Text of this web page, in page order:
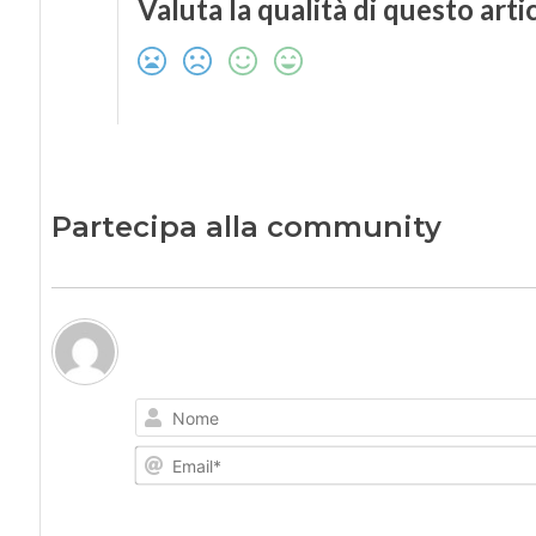
Valuta la qualità di questo
Partecipa alla community